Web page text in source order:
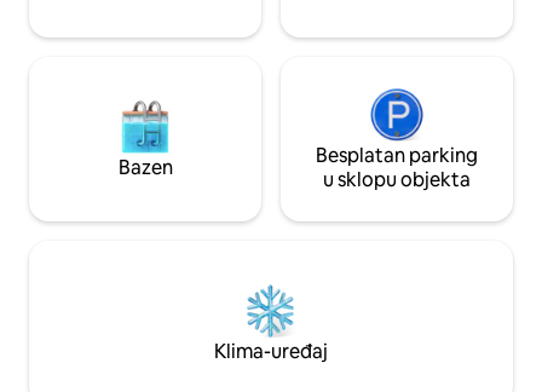
Bazen
Besplatan parking
u sklopu objekta
Klima-uređaj